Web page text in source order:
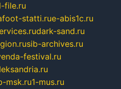
file.ru
statti.rue-abis1c.ru
dark-sand.ru
sib-archives.ru
festival.ru
msk.ru1-mus.ru